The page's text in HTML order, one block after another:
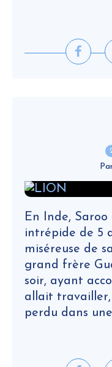
En Inde,
intrépide de 5
miséreuse de
grand frère
soir, ayant
allait travailler,
perdu dans